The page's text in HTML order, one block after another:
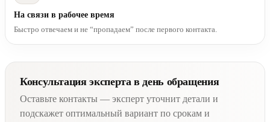
На связи в рабочее время
Быстро отвечаем и не “пропадаем” после первого контакта.
Консультация эксперта в день обращения
Оставьте контакты — эксперт уточнит детали и
подскажет оптимальный вариант по срокам и